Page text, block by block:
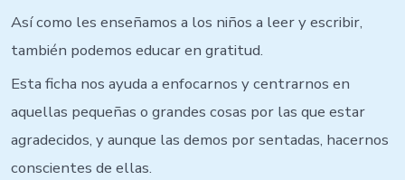
Así como les enseñamos a los niños a leer y escribir,
también podemos educar en gratitud.
Esta ficha nos ayuda a enfocarnos y centrarnos en
aquellas pequeñas o grandes cosas por las que estar
agradecidos, y aunque las demos por sentadas, hacernos
conscientes de ellas.